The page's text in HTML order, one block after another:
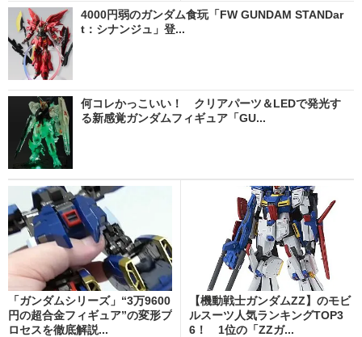
4000円弱のガンダム食玩「FW GUNDAM STANDar
t：シナンジュ」登...
何コレかっこいい！ クリアパーツ＆LEDで発光す
る新感覚ガンダムフィギュア「GU...
「ガンダムシリーズ」“3万9600
円の超合金フィギュア”の変形プ
ロセスを徹底解説...
【機動戦士ガンダムZZ】のモビ
ルスーツ人気ランキングTOP3
6！ 1位の「ZZガ...